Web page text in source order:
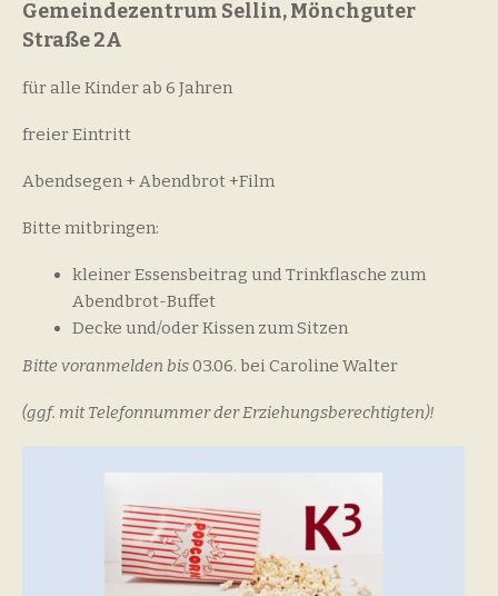
Gemeindezentrum Sellin, Mönchguter
Straße 2A
für alle Kinder ab 6 Jahren
freier Eintritt
Abendsegen + Abendbrot +Film
Bitte mitbringen:
kleiner Essensbeitrag und Trinkflasche zum
Abendbrot-Buffet
Decke und/oder Kissen zum Sitzen
Bitte voranmelden bis03.06. bei Caroline Walter
(ggf. mit Telefonnummer der Erziehungsberechtigten)!